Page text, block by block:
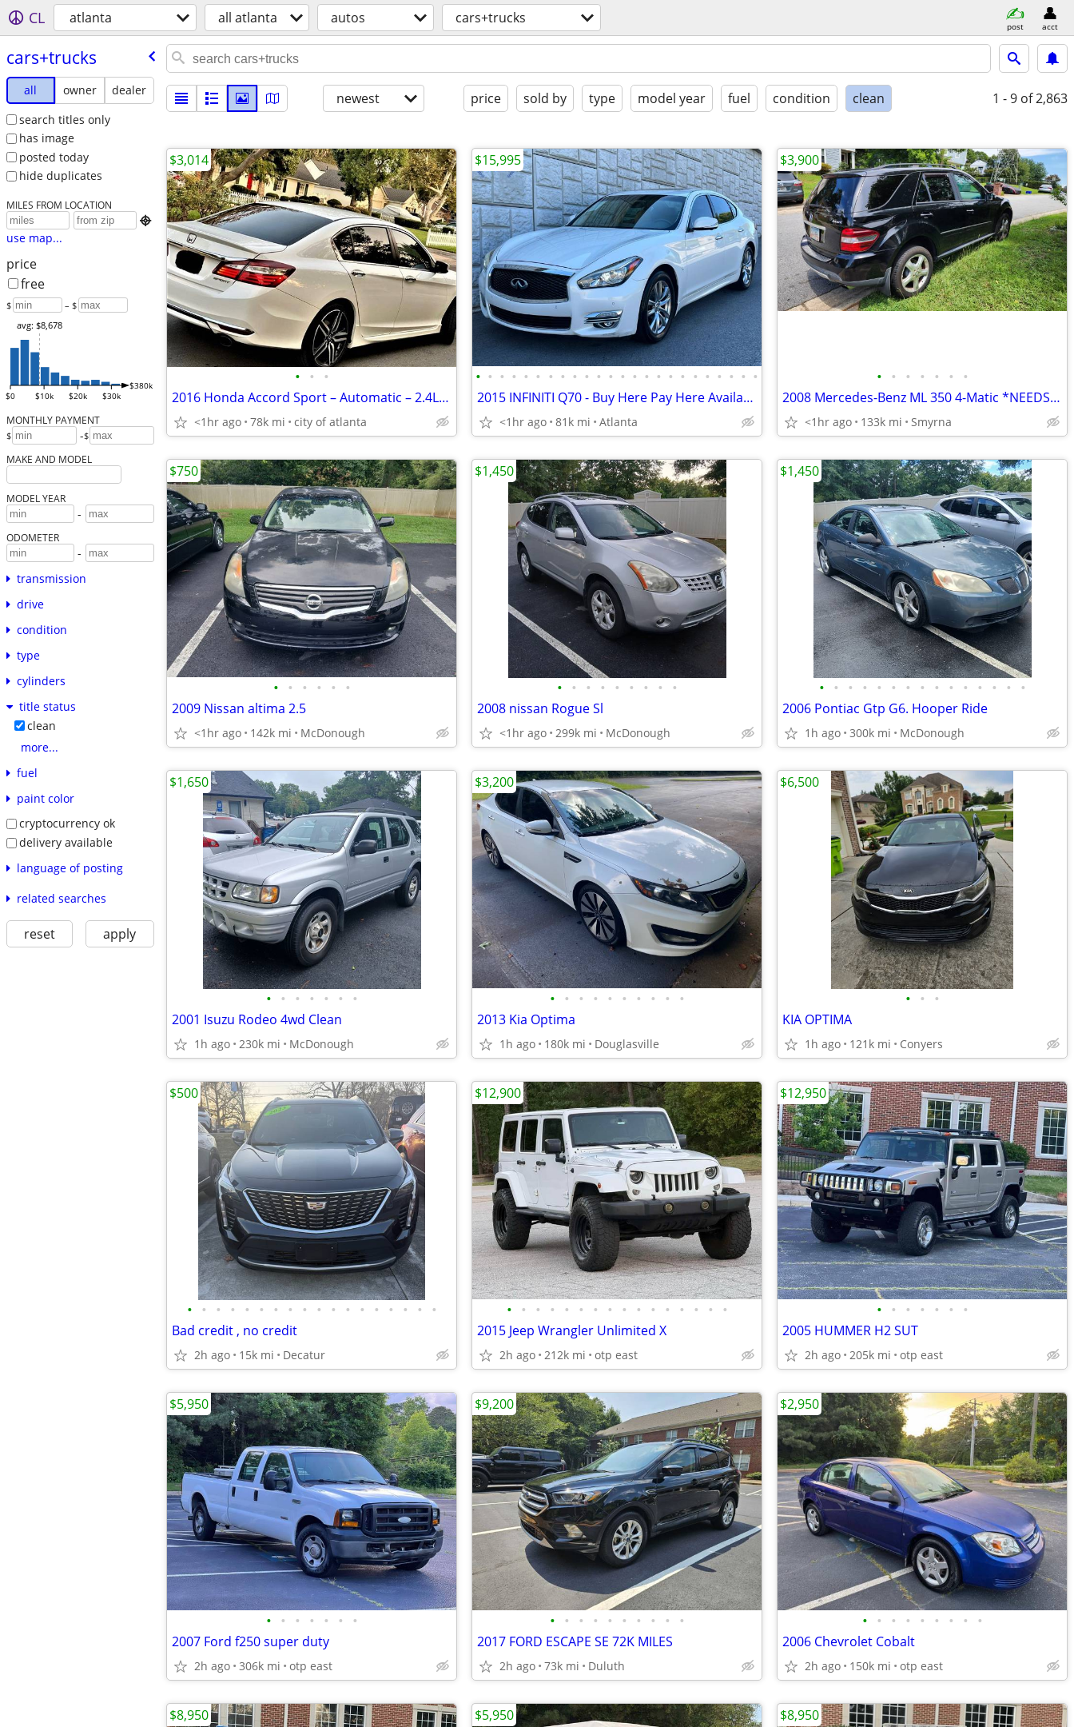
CL atlanta all atlanta autos cars+trucks post acct
cars+trucks
all owner
dealer
search titles only
has image
posted today
hide duplicates
MILES FROM LOCATION

use map...
price
free
$ – $
$0 $10k $20k $30k
$380k
avg: $8,678
MONTHLY PAYMENT
$ -$
MAKE AND MODEL
MODEL YEAR
-
ODOMETER
-
transmission
drive
condition
type
cylinders
title status
clean
more...
fuel
paint color
cryptocurrency ok
delivery available
language of posting
related searches
reset apply
newest price sold by type model year fuel condition clean 1 - 9 of 2,863
• • •
2016 Honda Accord Sport – Automatic – 2.4L Engine – Low Miles – Clean
<1hr ago 78k mi city of atlanta
$3,014
• • • • • • • • • • • • • • • • • • • • • • • •
2015 INFINITI Q70 - Buy Here Pay Here Available!
<1hr ago 81k mi Atlanta
$15,995
• • • • • • •
2008 Mercedes-Benz ML 350 4-Matic *NEEDS TOWED*
<1hr ago 133k mi Smyrna
$3,900
• • • • • •
2009 Nissan altima 2.5
<1hr ago 142k mi McDonough
$750
• • • • • • • • •
2008 nissan Rogue Sl
<1hr ago 299k mi McDonough
$1,450
• • • • • • • • • • • • • • •
2006 Pontiac Gtp G6. Hooper Ride
1h ago 300k mi McDonough
$1,450
• • • • • • •
2001 Isuzu Rodeo 4wd Clean
1h ago 230k mi McDonough
$1,650
• • • • • • • • • •
2013 Kia Optima
1h ago 180k mi Douglasville
$3,200
• • •
KIA OPTIMA
1h ago 121k mi Conyers
$6,500
• • • • • • • • • • • • • • • • • •
Bad credit , no credit
2h ago 15k mi Decatur
$500
• • • • • • • • • • • • • • • •
2015 Jeep Wrangler Unlimited X
2h ago 212k mi otp east
$12,900
• • • • • • •
2005 HUMMER H2 SUT
2h ago 205k mi otp east
$12,950
• • • • • • •
2007 Ford f250 super duty
2h ago 306k mi otp east
$5,950
• • • • • • • • • •
2017 FORD ESCAPE SE 72K MILES
2h ago 73k mi Duluth
$9,200
• • • • • • • • •
2006 Chevrolet Cobalt
2h ago 150k mi otp east
$2,950
$8,950 $5,950 $8,950